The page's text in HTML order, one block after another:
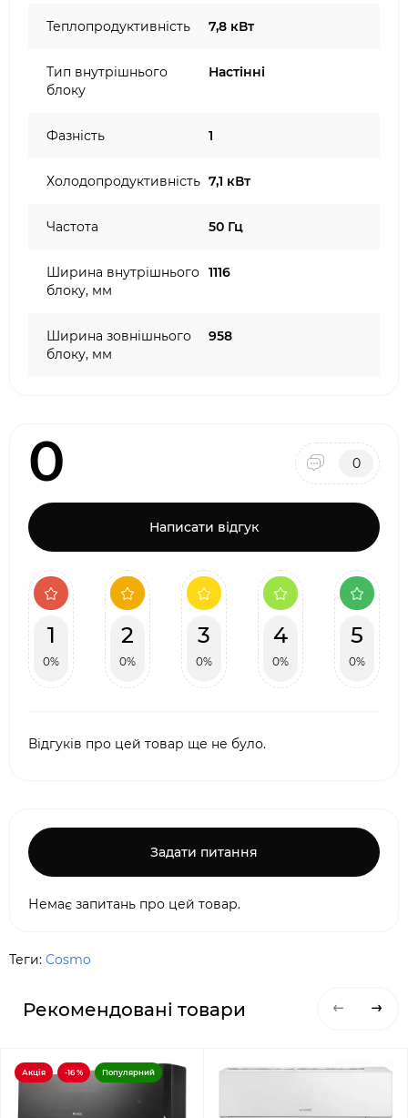
Теплопродуктивність 7,8 кВт
Тип внутрішнього
блоку
Настінні
Фазність 1
Холодопродуктивність 7,1 кВт
Частота 50 Гц
Ширина внутрішнього
блоку, мм
1116
Ширина зовнішнього
блоку, мм
958
0 0
Написати відгук
1
0%
2
0%
3
0%
4
0%
5
0%
Відгуків про цей товар ще не було.
Задати питання
Немає запитань про цей товар.
Теги: Cosmo
Рекомендовані товари
Акція -16 % Популярний